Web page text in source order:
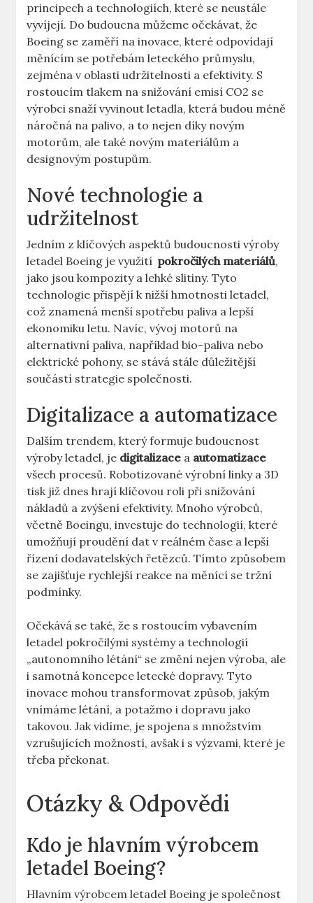
principech a ⁤technologiích,⁣ které ⁣se neustále
vyvíjejí. Do budoucna můžeme očekávat, že⁢
Boeing se zaměří na⁣ inovace, které‌ odpovídají
měnícím⁤ se potřebám leteckého průmyslu,
zejména v oblasti udržitelnosti a efektivity.⁣ S
‌rostoucím tlakem‌ na​ snižování emisí CO2 se
výrobci ⁤snaží vyvinout ‌letadla, která‌ budou méně
náročná na palivo, a to nejen díky novým
motorům, ale také novým ⁤materiálům a
designovým ⁣postupům.
Nové technologie ⁣a‌
udržitelnost
Jedním z klíčových aspektů⁢ budoucnosti výroby
letadel Boeing ‌je⁤ využití ​pokročilých materiálů,
jako jsou kompozity a ‍lehké slitiny. ⁣Tyto
technologie přispějí ‍k nižší hmotnosti letadel,
což znamená menší spotřebu ⁢paliva​ a lepší
ekonomiku letu. Navíc, vývoj motorů na
alternativní⁤ paliva, například ⁣bio-paliva nebo
elektrické ‌pohony, se stává ⁤stále důležitější
součástí strategie společnosti.
Digitalizace a automatizace
Dalším trendem, který formuje budoucnost
výroby⁢ letadel, je digitalizace a automatizace
všech procesů. Robotizované výrobní⁤ linky a 3D
tisk již ⁤dnes hrají klíčovou roli při ⁣snižování
nákladů a zvýšení efektivity.⁤ Mnoho výrobců,
včetně⁢ Boeingu,‍ investuje do ⁤technologií, ​které
umožňují ⁤proudění dat ‌v reálném čase a lepší
řízení dodavatelských řetězců. Tímto⁢ způsobem
se zajišťuje rychlejší reakce na ​měnící se tržní
⁣podmínky.
Očekává​ se také,‍ že s rostoucím vybavením⁤
letadel pokročilými systémy ⁤a technologií
„autonomního létání“ se ‌změní​ nejen výroba, ale
i samotná koncepce⁣ letecké dopravy. Tyto
inovace mohou transformovat způsob, jakým‌
vnímáme‌ létání, a potažmo i dopravu jako
takovou. Jak vidíme, je spojena s množstvím‍
vzrušujících možností, ‍avšak i s výzvami, které je
třeba překonat.
Otázky & Odpovědi
Kdo je hlavním výrobcem
letadel‍ Boeing?
Hlavním výrobcem letadel Boeing je společnost